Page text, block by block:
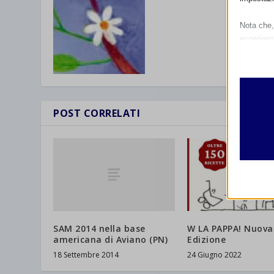
POST CORRELATI
SAM 2014 nella base
americana di Aviano (PN)
18 Settembre 2014
W LA PAPPA! Nuova
Edizione
24 Giugno 2022
Nota
wp-
I
_ga
_ga_*
Altri